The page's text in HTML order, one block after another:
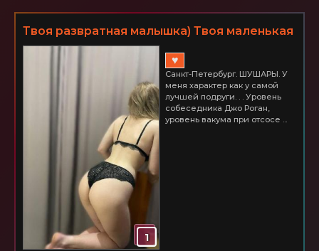
Твоя развратная малышка) Твоя маленькая
мечта и самая сокровенная фантазия!
1
♥
Санкт-Петербург. ШУШАРЫ. У
меня характер как у самой
лучшей подруги. . . Уровень
собеседника Джо Роган,
уровень вакума при отсосе ...